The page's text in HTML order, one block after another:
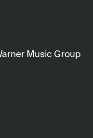
Music Group